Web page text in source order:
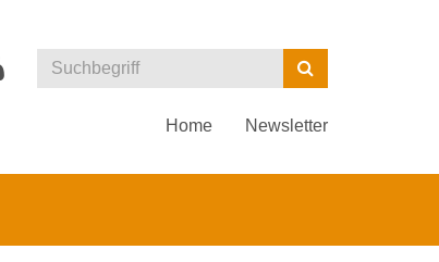
Kurse
Suchen
Home Newsletter